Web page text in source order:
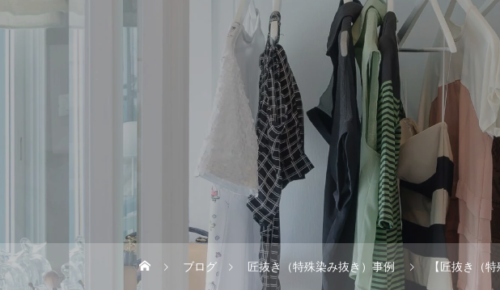
ブログ 匠抜き（特殊染み抜き）事例 【匠抜き（